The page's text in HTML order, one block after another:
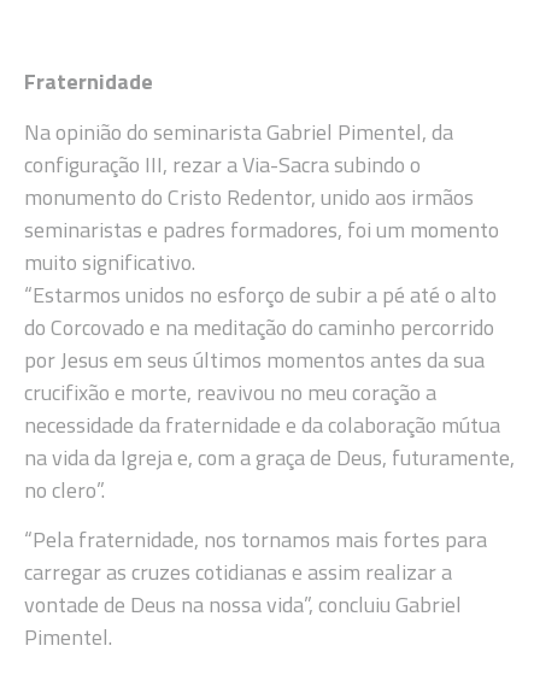
Fraternidade
Na opinião do seminarista Gabriel Pimentel, da
configuração III, rezar a Via-Sacra subindo o
monumento do Cristo Redentor, unido aos irmãos
seminaristas e padres formadores, foi um momento
muito significativo.
“Estarmos unidos no esforço de subir a pé até o alto
do Corcovado e na meditação do caminho percorrido
por Jesus em seus últimos momentos antes da sua
crucifixão e morte, reavivou no meu coração a
necessidade da fraternidade e da colaboração mútua
na vida da Igreja e, com a graça de Deus, futuramente,
no clero”.
“Pela fraternidade, nos tornamos mais fortes para
carregar as cruzes cotidianas e assim realizar a
vontade de Deus na nossa vida”, concluiu Gabriel
Pimentel.